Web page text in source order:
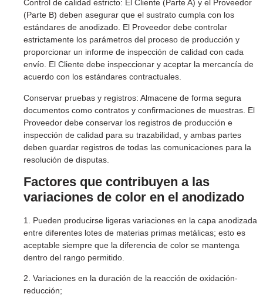
Control de calidad estricto: El Cliente (Parte A) y el Proveedor
(Parte B) deben asegurar que el sustrato cumpla con los
estándares de anodizado. El Proveedor debe controlar
estrictamente los parámetros del proceso de producción y
proporcionar un informe de inspección de calidad con cada
envío. El Cliente debe inspeccionar y aceptar la mercancía de
acuerdo con los estándares contractuales.
Conservar pruebas y registros: Almacene de forma segura
documentos como contratos y confirmaciones de muestras. El
Proveedor debe conservar los registros de producción e
inspección de calidad para su trazabilidad, y ambas partes
deben guardar registros de todas las comunicaciones para la
resolución de disputas.
Factores que contribuyen a las
variaciones de color en el anodizado
1. Pueden producirse ligeras variaciones en la capa anodizada
entre diferentes lotes de materias primas metálicas; esto es
aceptable siempre que la diferencia de color se mantenga
dentro del rango permitido.
2. Variaciones en la duración de la reacción de oxidación-
reducción;